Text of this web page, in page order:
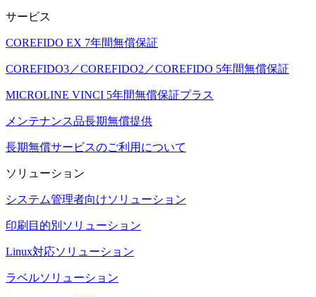
サービス
COREFIDO EX 7年間無償保証
COREFIDO3／COREFIDO2／COREFIDO 5年間無償保証
MICROLINE VINCI 5年間無償保証プラス
メンテナンス品長期無償提供
長期無償サービスのご利用について
ソリューション
システム管理者向けソリューション
印刷目的別ソリューション
Linux対応ソリューション
ラベルソリューション